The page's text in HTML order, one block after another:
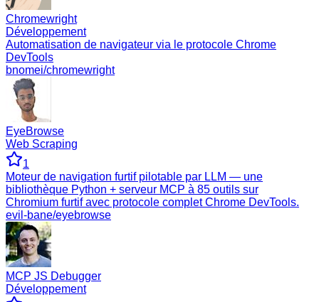
Chromewright
Développement
Automatisation de navigateur via le protocole Chrome
DevTools
bnomei/chromewright
EyeBrowse
Web Scraping
1
Moteur de navigation furtif pilotable par LLM — une
bibliothèque Python + serveur MCP à 85 outils sur
Chromium furtif avec protocole complet Chrome DevTools.
evil-bane/eyebrowse
MCP JS Debugger
Développement